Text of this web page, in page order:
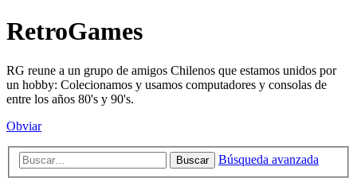
RetroGames
RG reune a un grupo de amigos Chilenos que estamos unidos por
un hobby: Colecionamos y usamos computadores y consolas de
entre los años 80's y 90's.
Obviar
Buscar Búsqueda avanzada